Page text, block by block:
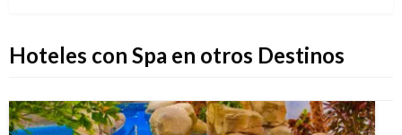
Hoteles con Spa en otros Destinos